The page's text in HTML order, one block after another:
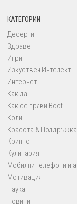
КАТЕГОРИИ
Десерти
Здраве
Игри
Изкуствен Интелект
Интернет
Как да
Как се прави Boot
Коли
Красота & Поддръжка
Крипто
Кулинария
Мобилни телефони и
Мотивация
Наука
Новини